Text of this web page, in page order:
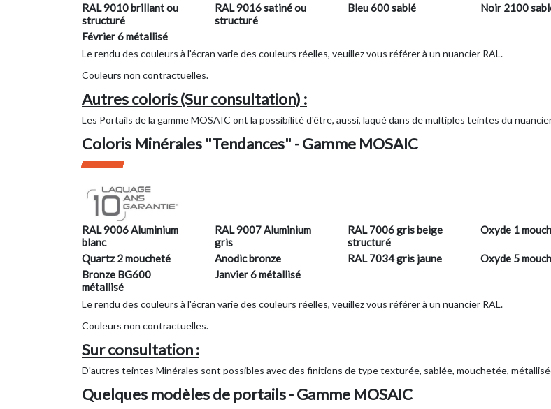
RAL 9010 brillant ou
structuré
RAL 9016 satiné ou
structuré
Bleu 600 sablé Noir 2100
Février 6 métallisé
Le rendu des couleurs à l'écran varie des couleurs réelles, veuillez vous référer à un nuancier RAL.
Couleurs non contractuelles.
Autres coloris (Sur consultation) :
Les Portails de la gamme MOSAIC ont la possibilité d'être, aussi, laqué dans de multiples teintes du
Coloris Minérales "Tendances" - Gamme MOSAIC
RAL 9006 Aluminium
blanc
RAL 9007 Aluminium
gris
RAL 7006 gris beige
structuré
Oxyde 1
Quartz 2 moucheté Anodic bronze RAL 7034 gris jaune Oxyde 5
Bronze BG600
métallisé
Janvier 6 métallisé
Le rendu des couleurs à l'écran varie des couleurs réelles, veuillez vous référer à un nuancier RAL.
Couleurs non contractuelles.
Sur consultation :
D'autres teintes Minérales sont possibles avec des finitions de type texturée, sablée, mouchetée,
Quelques modèles de portails - Gamme MOSAIC